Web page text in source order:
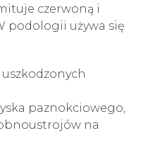
czerwoną i
podologii używa się
paznokciowego,
na